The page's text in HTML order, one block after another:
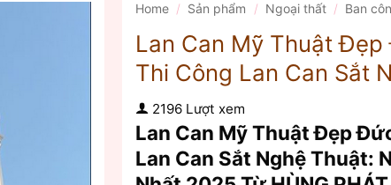
Home / Sản phẩm / Ngoại thất / Ban
Lan Can Mỹ Thuật
Thi Công Lan Can Sắt
2196 Lượt xem
Lan Can Mỹ Thuật Đẹp
Lan Can Sắt Nghệ Thuật: